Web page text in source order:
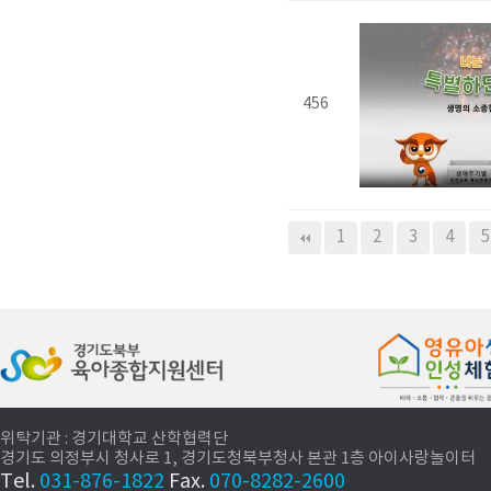
456
1 2 3 4 5
위탁기관 : 경기대학교 산학협력단
경기도 의정부시 청사로 1, 경기도청북부청사 본관 1층 아이사랑놀이터
Tel. 031-876-1822 Fax. 070-8282-2600